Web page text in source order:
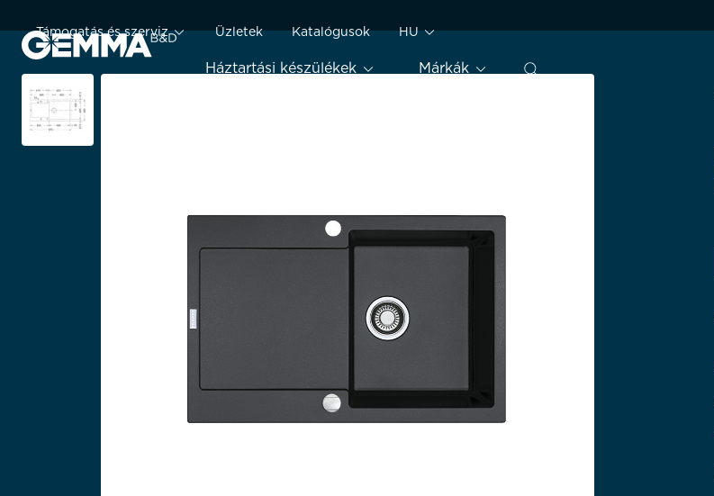
Háztartási készülékek Márkák
Támogatás és szerviz Üzletek Katalógusok HU